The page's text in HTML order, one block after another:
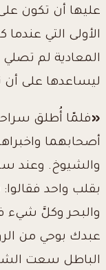
عليها أن تكون
الأولى التي
المعادية لم تصلي
ليساعدها على
«فلمّا أُطلق
أصحابهما
والشيوخ. وعند
بقلب واحد
والبحر وكلَّ شيء
عبدك بوحي من
الباطل سعت